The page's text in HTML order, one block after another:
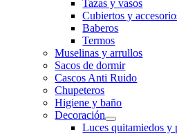
Tazas y vasos
Cubiertos y
Baberos
Termos
Muselinas y arrullos
Sacos de dormir
Cascos Anti Ruido
Chupeteros
Higiene y baño
Decoración
Luces quitamiedos y